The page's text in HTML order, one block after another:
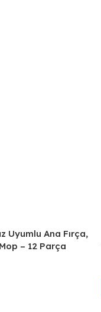
Uyumlu Ana Fırça,
– 12 Parça